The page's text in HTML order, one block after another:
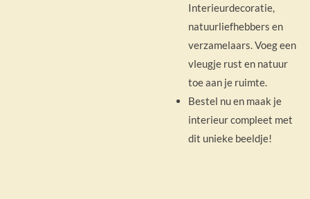
Interieurdecoratie,
natuurliefhebbers en
verzamelaars. Voeg een
vleugje rust en natuur
toe aan je ruimte.
Bestel nu en maak je
interieur compleet met
dit unieke beeldje!